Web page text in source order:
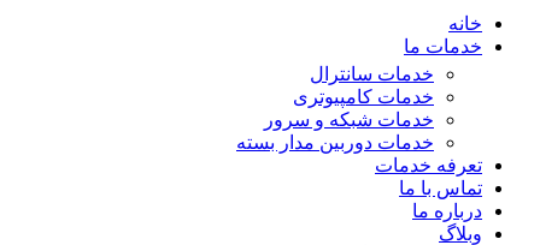
خانه
خدمات ما
خدمات سانترال
خدمات کامپیوتری
خدمات شبکه و سرور
خدمات دوربین مدار بسته
تعرفه خدمات
تماس با ما
درباره ما
وبلاگ